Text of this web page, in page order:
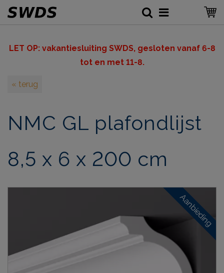
LET OP: vakantiesluiting SWDS, gesloten vanaf 6-8
tot en met 11-8.
« terug
NMC GL plafondlijst
8,5 x 6 x 200 cm
Aanbieding